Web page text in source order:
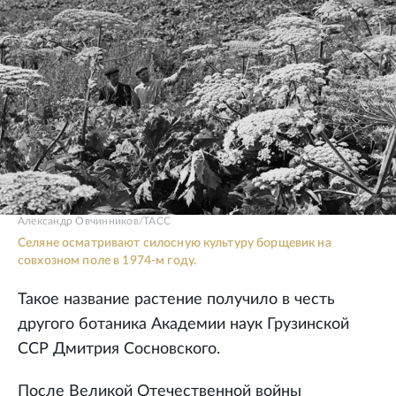
Александр Овчинников/ТАСС
Селяне осматривают силосную культуру борщевик на
совхозном поле в 1974-м году.
Такое название растение получило в честь
другого ботаника Академии наук Грузинской
ССР Дмитрия Сосновского.
После Великой Отечественной войны